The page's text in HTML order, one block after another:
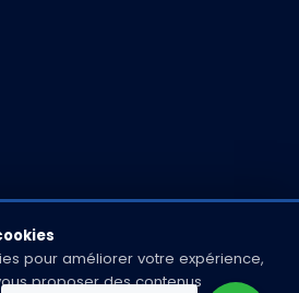
pour améliorer votre expérience,
proposer des contenus